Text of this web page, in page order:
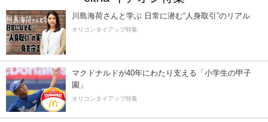
川島海荷さんと学ぶ 日常に潜む“人身取引”のリアル
オリコンタイアップ特集
マクドナルドが40年にわたり支える「小学生の甲子
園」
オリコンタイアップ特集